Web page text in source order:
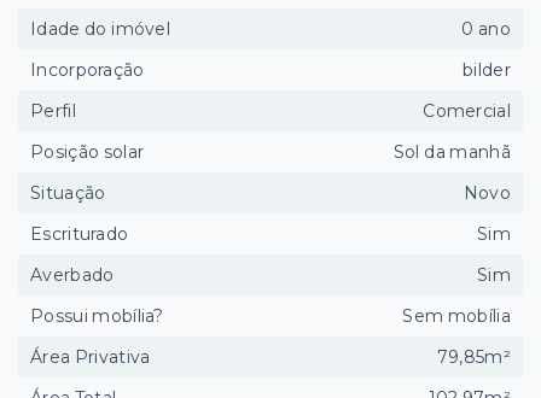
Idade do imóvel
0 ano
Incorporação
bilder
Perfil
Comercial
Posição solar
Sol da manhã
Situação
Novo
Escriturado
Sim
Averbado
Sim
Possui mobília?
Sem mobília
Área Privativa
79,85m²